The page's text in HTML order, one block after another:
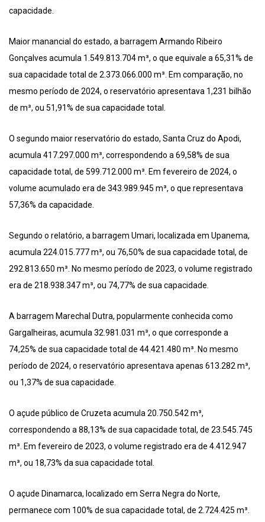
capacidade.
Maior manancial do estado, a barragem Armando Ribeiro
Gonçalves acumula 1.549.813.704 m³, o que equivale a 65,31% de
sua capacidade total de 2.373.066.000 m³. Em comparação, no
mesmo período de 2024, o reservatório apresentava 1,231 bilhão
de m³, ou 51,91% de sua capacidade total.
O segundo maior reservatório do estado, Santa Cruz do Apodi,
acumula 417.297.000 m³, correspondendo a 69,58% de sua
capacidade total, de 599.712.000 m³. Em fevereiro de 2024, o
volume acumulado era de 343.989.945 m³, o que representava
57,36% da capacidade.
Segundo o relatório, a barragem Umari, localizada em Upanema,
acumula 224.015.777 m³, ou 76,50% de sua capacidade total, de
292.813.650 m³. No mesmo período de 2023, o volume registrado
era de 218.938.347 m³, ou 74,77% de sua capacidade.
A barragem Marechal Dutra, popularmente conhecida como
Gargalheiras, acumula 32.981.031 m³, o que corresponde a
74,25% de sua capacidade total de 44.421.480 m³. No mesmo
período de 2024, o reservatório apresentava apenas 613.282 m³,
ou 1,37% de sua capacidade.
O açude público de Cruzeta acumula 20.750.542 m³,
correspondendo a 88,13% de sua capacidade total, de 23.545.745
m³. Em fevereiro de 2023, o volume registrado era de 4.412.947
m³, ou 18,73% da sua capacidade total.
O açude Dinamarca, localizado em Serra Negra do Norte,
permanece com 100% de sua capacidade total, de 2.724.425 m³.